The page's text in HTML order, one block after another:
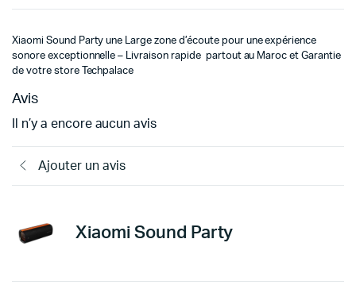
Xiaomi Sound Party une Large zone d’écoute pour une expérience
sonore exceptionnelle – Livraison rapide partout au Maroc et Garantie
de votre store Techpalace
Avis
Il n’y a encore aucun avis
Ajouter un avis
Xiaomi Sound Party